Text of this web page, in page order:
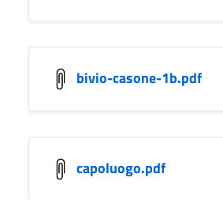
bivio-casone-1b.pdf
capoluogo.pdf